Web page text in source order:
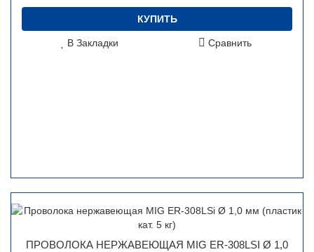
КУПИТЬ
В Закладки Сравнить
ПРОВОЛОКА НЕРЖАВЕЮЩАЯ MIG ER-308LSI Ø 1,0